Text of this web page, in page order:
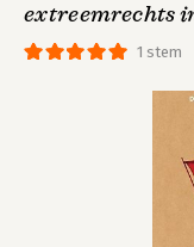
1 stem
extreemrechts